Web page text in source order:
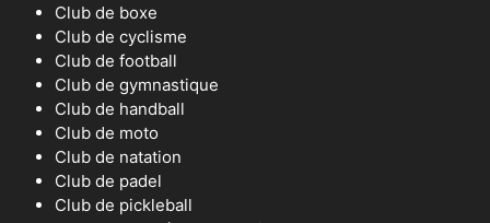
Club de boxe
Club de cyclisme
Club de football
Club de gymnastique
Club de handball
Club de moto
Club de natation
Club de padel
Club de pickleball